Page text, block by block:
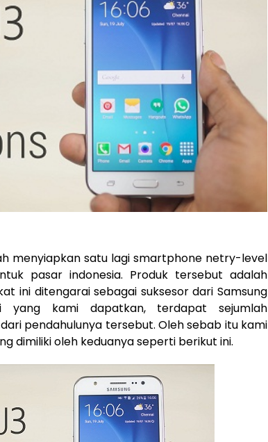
menyiapkan satu lagi smartphone netry-level
pasar indonesia. Produk tersebut adalah
ini ditengarai sebagai suksesor dari Samsung
yang kami dapatkan, terdapat sejumlah
pendahulunya tersebut. Oleh sebab itu kami
dimiliki oleh keduanya seperti berikut ini.